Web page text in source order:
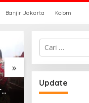
Banjir Jakarta Kolom
»
DPRD
Pemidanaan
Cari
untuk:
Update